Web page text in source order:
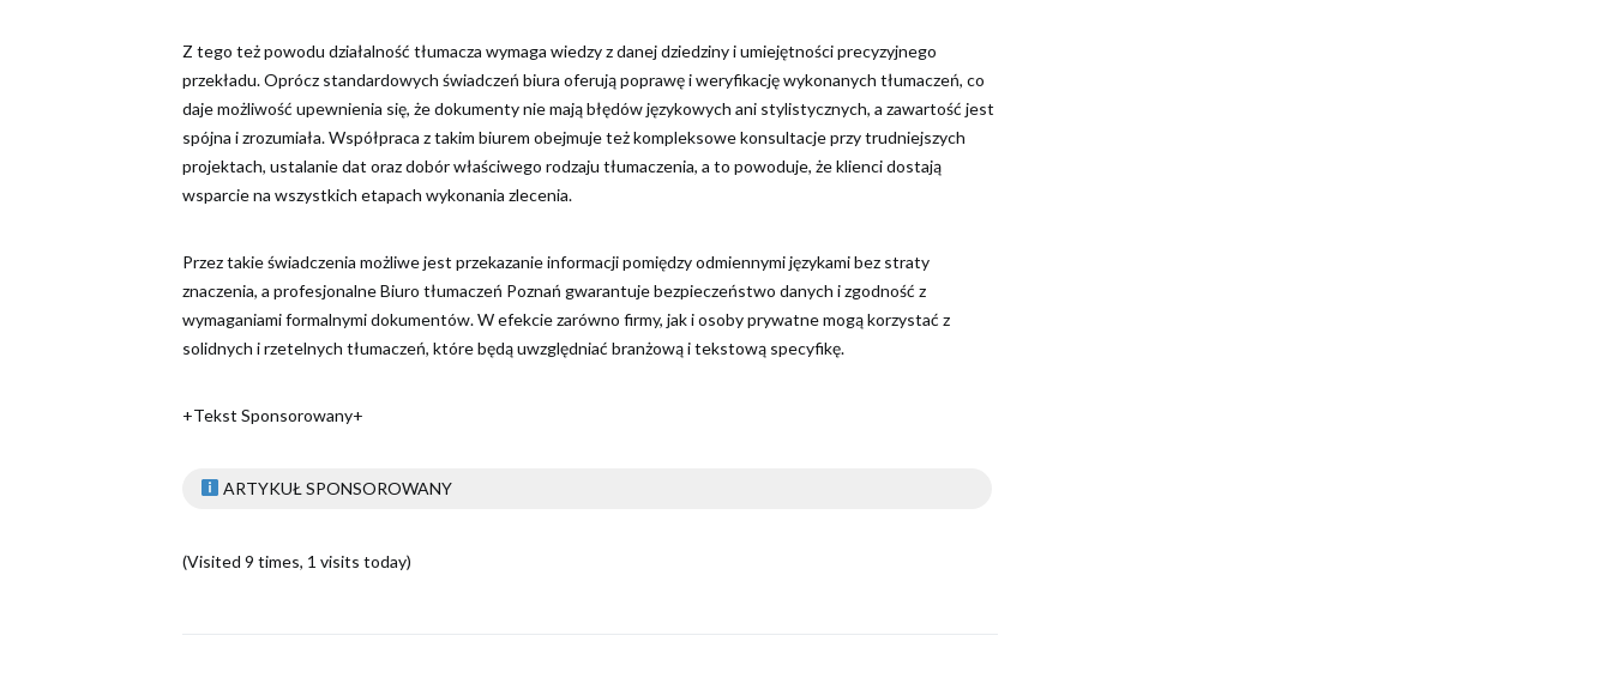
Z tego też powodu działalność tłumacza wymaga wiedzy z danej dziedziny i umiejętności precyzyjnego
przekładu. Oprócz standardowych świadczeń biura oferują poprawę i weryfikację wykonanych tłumaczeń, co
daje możliwość upewnienia się, że dokumenty nie mają błędów językowych ani stylistycznych, a zawartość jest
spójna i zrozumiała. Współpraca z takim biurem obejmuje też kompleksowe konsultacje przy trudniejszych
projektach, ustalanie dat oraz dobór właściwego rodzaju tłumaczenia, a to powoduje, że klienci dostają
wsparcie na wszystkich etapach wykonania zlecenia.
Przez takie świadczenia możliwe jest przekazanie informacji pomiędzy odmiennymi językami bez straty
znaczenia, a profesjonalne Biuro tłumaczeń Poznań gwarantuje bezpieczeństwo danych i zgodność z
wymaganiami formalnymi dokumentów. W efekcie zarówno firmy, jak i osoby prywatne mogą korzystać z
solidnych i rzetelnych tłumaczeń, które będą uwzględniać branżową i tekstową specyfikę.
+Tekst Sponsorowany+
ARTYKUŁ SPONSOROWANY
(Visited 9 times, 1 visits today)